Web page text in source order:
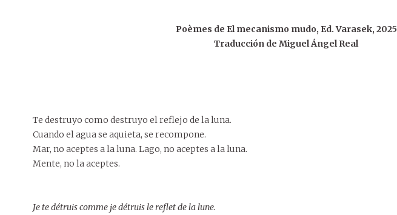
Poèmes de El mecanismo mudo, Ed. Varasek, 2025
Traducción de Miguel Ángel Real
Te destruyo como destruyo el reflejo de la luna.
Cuando el agua se aquieta, se recompone.
Mar, no aceptes a la luna. Lago, no aceptes a la luna.
Mente, no la aceptes.
Je te détruis comme je détruis le reflet de la lune.